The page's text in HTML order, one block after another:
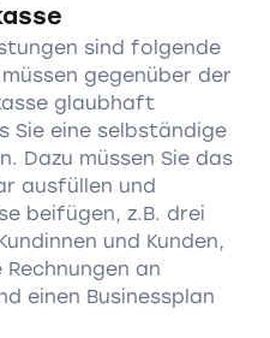
sind folgende
gegenüber der
glaubhaft
Sie eine selbständige
Dazu müssen Sie das
ausfüllen und
beifügen, z.B. drei
und Kunden,
an
einen Businessplan